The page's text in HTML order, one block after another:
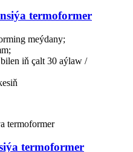
termoformer
meýdany;
iň çalt 30 aýlaw /
termoformer